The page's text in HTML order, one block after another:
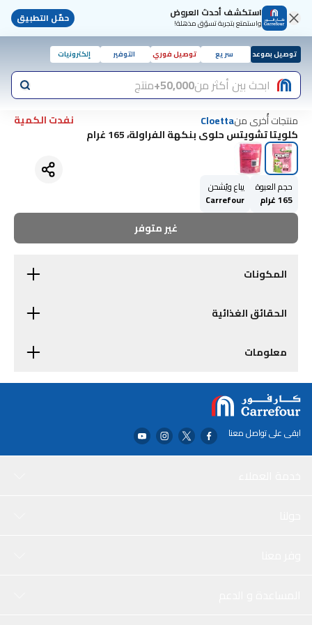
استكشف أحدث العروض
واستمتع بتجربة تسوّق مذهلة! حمّل التطبيق
توصيل بموعد سريع توصيل فوري التوفير إلكترونيات
ابحث بين أكثر من50,000+ منتج
منتجات أُخرى منCloetta
نفدت الكمية
كلويتا تشويتس حلوى بنكهة الفراولة، 165 غرام
حجم العبوة
165 غرام
يباع ويُشحن
Carrefour
غير متوفر
المكونات
الحقائق الغذائية
معلومات
ابقى على تواصل معنا